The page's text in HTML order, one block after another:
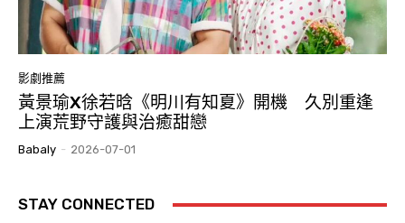
影劇推薦
黃景瑜X徐若晗《明川有知夏》開機 久別重逢
上演荒野守護與治癒甜戀
Babaly - 2026-07-01
STAY CONNECTED